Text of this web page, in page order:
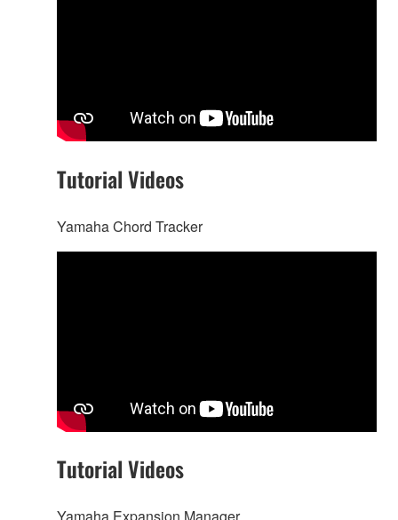
Tutorial Videos
Yamaha Chord Tracker
Tutorial Videos